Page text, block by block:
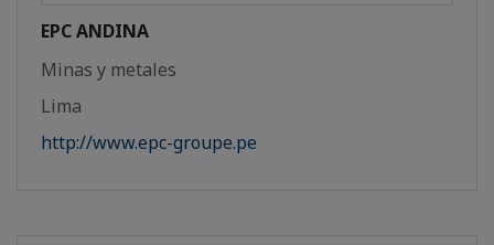
EPC ANDINA
Minas y metales
Lima
http://www.epc-groupe.pe